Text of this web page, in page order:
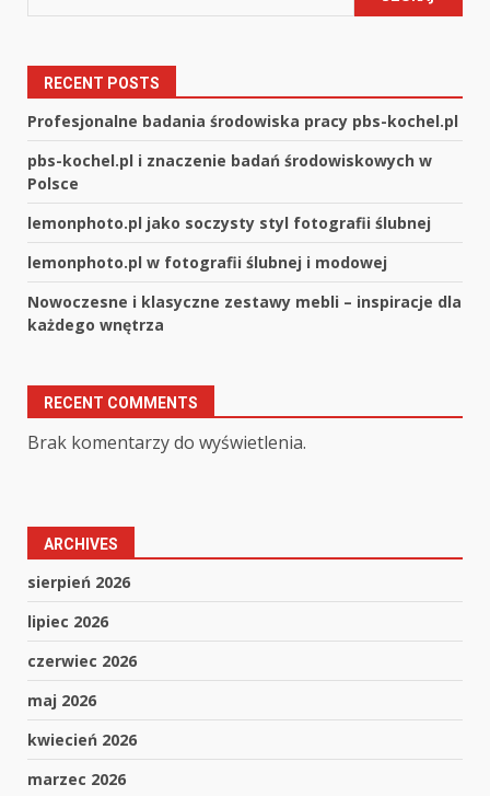
RECENT POSTS
Profesjonalne badania środowiska pracy pbs-kochel.pl
pbs-kochel.pl i znaczenie badań środowiskowych w
Polsce
lemonphoto.pl jako soczysty styl fotografii ślubnej
lemonphoto.pl w fotografii ślubnej i modowej
Nowoczesne i klasyczne zestawy mebli – inspiracje dla
każdego wnętrza
RECENT COMMENTS
Brak komentarzy do wyświetlenia.
ARCHIVES
sierpień 2026
lipiec 2026
czerwiec 2026
maj 2026
kwiecień 2026
marzec 2026